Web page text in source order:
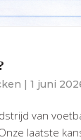
1 juni
van
laatste